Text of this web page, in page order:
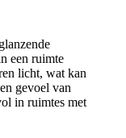
een ruimte
licht, wat kan
gevoel van
in ruimtes met